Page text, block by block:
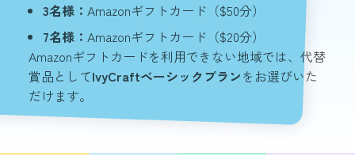
3名様： Amazonギフトカード（$50分）
7名様： Amazonギフトカード（$20分）
Amazonギフトカードを利用できない地域では、代替
賞品としてIvyCraftベーシックプランをお選びいた
だけます。